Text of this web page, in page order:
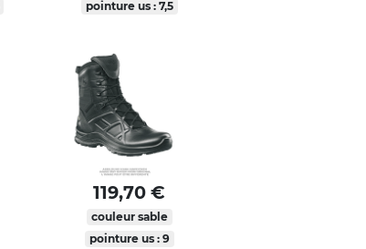
pointure us : 7,5
119,70 €
couleur sable
pointure us : 9